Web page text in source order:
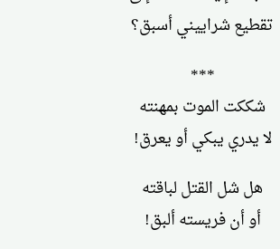
تقطيع شراييني أسبق؟
***
شككت الموت بمهنته
لا يدري يبكي أو يعرق!
هل شل القتل لباقته
أو أن فريسته ألبق!